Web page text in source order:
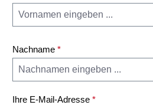
Nachname *
Ihre E-Mail-Adresse *